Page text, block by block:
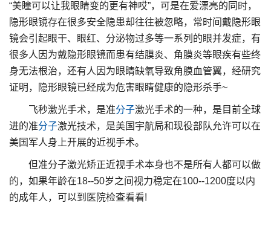
“美瞳可以让我眼睛变的更有神哎”，可是在爱漂亮的同时，
隐形眼镜存在很多安全隐患却往往被忽略，常时间戴隐形眼
镜会引起眼干、眼红、分泌物过多等一系列的眼并发症，有
很多人因为戴隐形眼镜而患有结膜炎、角膜炎等眼疾有些终
身无法根治，还有人因为眼睛缺氧导致角膜血管翼，经研究
证明，隐形眼镜已经成为危害眼睛健康的隐形杀手~
飞秒激光手术，是准分子激光手术的一种，是目前全球
进的准分子激光技术，是美国宇航局和现役部队允许可以在
美国军人身上开展的近视手术。
但准分子激光矫正近视手术本身也不是所有人都可以做
的，如果年龄在18--50岁之间视力稳定在100--1200度以内
的成年人，可以到医院检查看看!